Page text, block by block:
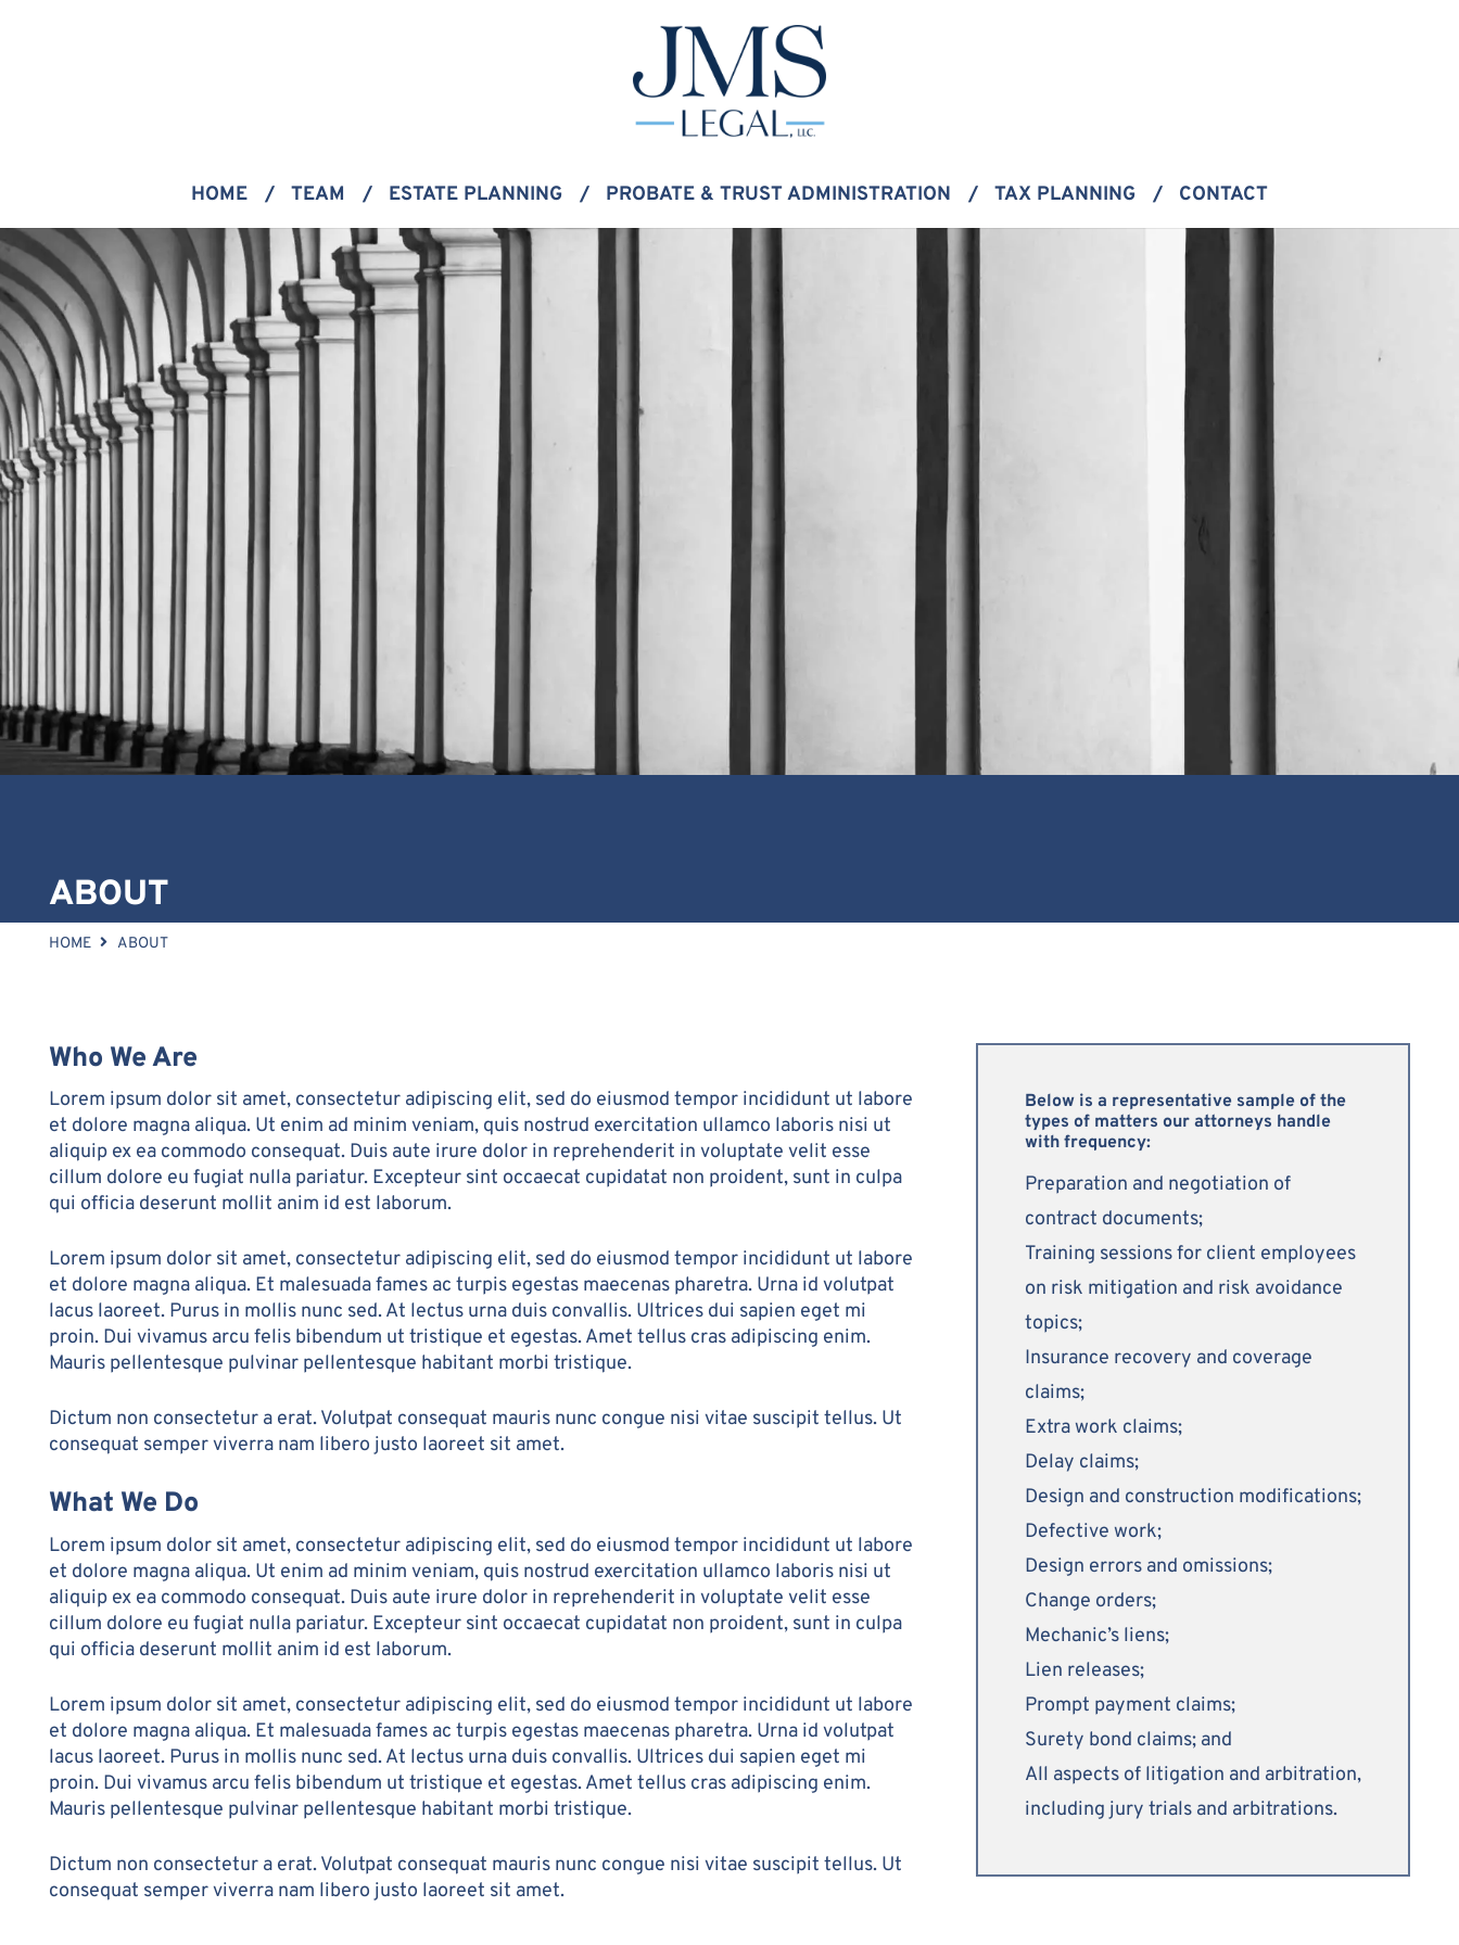
HOME TEAM ESTATE PLANNING PROBATE & TRUST ADMINISTRATION TAX PLANNING CONTACT
ABOUT
HOME ABOUT
Who We Are
Lorem ipsum dolor sit amet, consectetur adipiscing elit, sed do eiusmod tempor incididunt ut labore
et dolore magna aliqua. Ut enim ad minim veniam, quis nostrud exercitation ullamco laboris nisi ut
aliquip ex ea commodo consequat. Duis aute irure dolor in reprehenderit in voluptate velit esse
cillum dolore eu fugiat nulla pariatur. Excepteur sint occaecat cupidatat non proident, sunt in culpa
qui officia deserunt mollit anim id est laborum.
Lorem ipsum dolor sit amet, consectetur adipiscing elit, sed do eiusmod tempor incididunt ut labore
et dolore magna aliqua. Et malesuada fames ac turpis egestas maecenas pharetra. Urna id volutpat
lacus laoreet. Purus in mollis nunc sed. At lectus urna duis convallis. Ultrices dui sapien eget mi
proin. Dui vivamus arcu felis bibendum ut tristique et egestas. Amet tellus cras adipiscing enim.
Mauris pellentesque pulvinar pellentesque habitant morbi tristique.
Dictum non consectetur a erat. Volutpat consequat mauris nunc congue nisi vitae suscipit tellus. Ut
consequat semper viverra nam libero justo laoreet sit amet.
What We Do
Lorem ipsum dolor sit amet, consectetur adipiscing elit, sed do eiusmod tempor incididunt ut labore
et dolore magna aliqua. Ut enim ad minim veniam, quis nostrud exercitation ullamco laboris nisi ut
aliquip ex ea commodo consequat. Duis aute irure dolor in reprehenderit in voluptate velit esse
cillum dolore eu fugiat nulla pariatur. Excepteur sint occaecat cupidatat non proident, sunt in culpa
qui officia deserunt mollit anim id est laborum.
Lorem ipsum dolor sit amet, consectetur adipiscing elit, sed do eiusmod tempor incididunt ut labore
et dolore magna aliqua. Et malesuada fames ac turpis egestas maecenas pharetra. Urna id volutpat
lacus laoreet. Purus in mollis nunc sed. At lectus urna duis convallis. Ultrices dui sapien eget mi
proin. Dui vivamus arcu felis bibendum ut tristique et egestas. Amet tellus cras adipiscing enim.
Mauris pellentesque pulvinar pellentesque habitant morbi tristique.
Dictum non consectetur a erat. Volutpat consequat mauris nunc congue nisi vitae suscipit tellus. Ut
consequat semper viverra nam libero justo laoreet sit amet.
Below is a representative sample of the
types of matters our attorneys handle
with frequency:
Preparation and negotiation of
contract documents;
Training sessions for client employees
on risk mitigation and risk avoidance
topics;
Insurance recovery and coverage
claims;
Extra work claims;
Delay claims;
Design and construction modifications;
Defective work;
Design errors and omissions;
Change orders;
Mechanic’s liens;
Lien releases;
Prompt payment claims;
Surety bond claims; and
All aspects of litigation and arbitration,
including jury trials and arbitrations.